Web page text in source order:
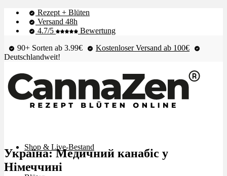
Rezept + Blüten
Versand 48h
4.7/5
Bewertung
90+ Sorten ab 3.99€
Kostenloser Versand ab 100€
Deutschlandweit!
Shop & Live-Bestand
Україна: Медичний канабіс у
Німеччині